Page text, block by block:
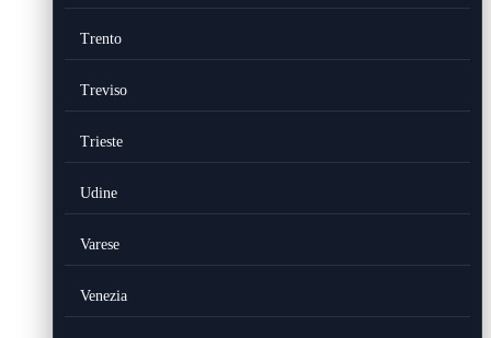
Trento
Treviso
Trieste
Udine
Varese
Venezia